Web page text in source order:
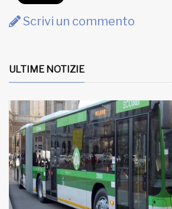
Scrivi un commento
ULTIME NOTIZIE